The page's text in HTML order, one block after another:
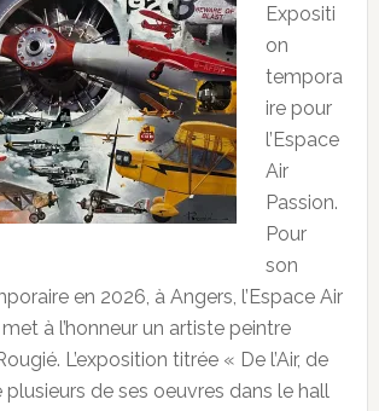
Expositi
on
tempora
ire pour
l’Espace
Air
Passion.
Pour
son
en 2026, à Angers, l’Espace Air
à l’honneur un artiste peintre
L’exposition titrée « De l’Air, de
plusieurs de ses oeuvres dans le hall